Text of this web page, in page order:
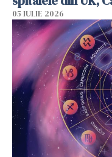
05 IULIE 2026